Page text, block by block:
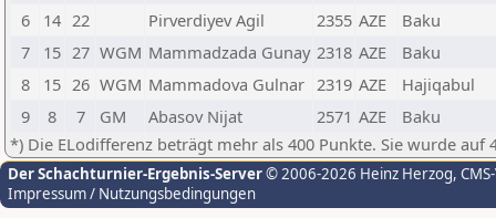
6
14 22 Pirverdiyev Agil 2355 AZE
Baku
7
15 27 WGM Mammadzada Gunay 2318 AZE
Baku
8
15 26 WGM Mammadova Gulnar 2319 AZE
Hajiqabul
9
8 7 GM Abasov Nijat 2571 AZE
Baku
*) Die ELodifferenz beträgt mehr als 400 Punkte. Sie wurde auf
Der Schachturnier-Ergebnis-Server© 2006-2026 Heinz Herzog,
Impressum / Nutzungsbedingungen